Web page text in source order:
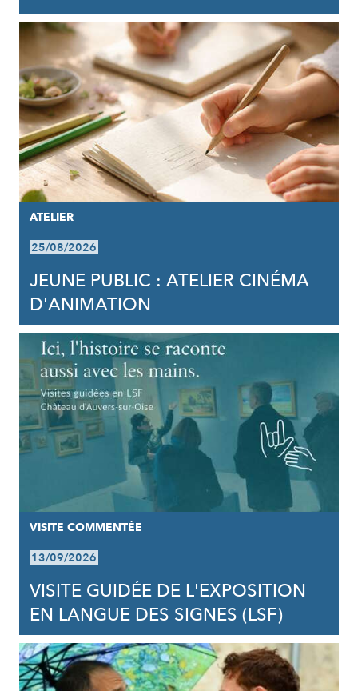
ATELIER
25/08/2026
JEUNE PUBLIC : ATELIER CINÉMA
D'ANIMATION
VISITE COMMENTÉE
13/09/2026
VISITE GUIDÉE DE L'EXPOSITION
EN LANGUE DES SIGNES (LSF)